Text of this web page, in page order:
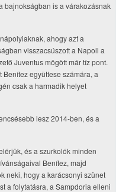
bajnokságban is a várakozásnak
ahogy azt a
visszacsúszott a Napoli a
Juventus mögött már tíz pont.
együttese számára, a
csak a harmadik helyet
lesz 2014-ben, és a
és a szurkolók minden
Benítez, majd
neki, hogy a karácsonyi szünet
a folytatásra, a Sampdoria elleni